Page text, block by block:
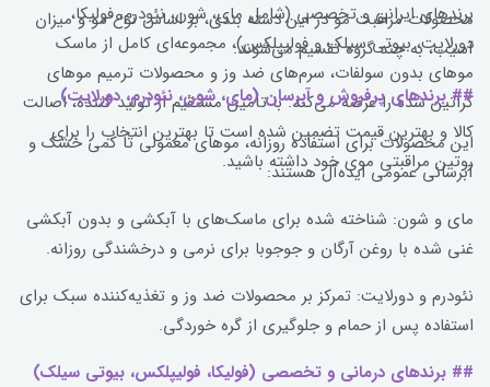
برندهای ایرانی و تخصصی (شامل مای، شون، نئودرم، فولیکا،
دورلایت، بیوتی سیلک و فولیپلکس)، مجموعه‌ای کامل از ماسک
موهای بدون سولفات، سرم‌های ضد وز و محصولات ترمیم موهای
کراتین شده را عرضه می‌کند. با تأمین مستقیم از تولید کننده، اصالت
کالا و بهترین قیمت تضمین شده است تا بهترین انتخاب را برای
روتین مراقبتی موی خود داشته باشید.
محصولات مراقبت مو در این دسته بندی، بر اساس نوع مو و میزان
آسیب، به چند گروه تقسیم می‌شوند:
## برندهای پرفروش و آبرسان (مای، شون، نئودرم، دورلایت)
این محصولات برای استفاده روزانه، موهای معمولی تا کمی خشک و
آبرسانی عمومی ایده‌آل هستند:
مای و شون: شناخته شده برای ماسک‌های با آبکشی و بدون آبکشی
غنی شده با روغن آرگان و جوجوبا برای نرمی و درخشندگی روزانه.
نئودرم و دورلایت: تمرکز بر محصولات ضد وز و تغذیه‌کننده سبک برای
استفاده پس از حمام و جلوگیری از گره خوردگی.
## برندهای درمانی و تخصصی (فولیکا، فولیپلکس، بیوتی سیلک)